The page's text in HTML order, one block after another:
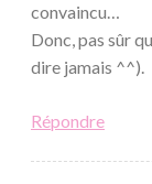
convaincu…
Donc, pas sûr
dire jamais ^^).
Répondre